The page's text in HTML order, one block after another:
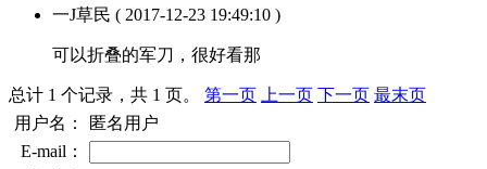
一J草民 ( 2017-12-23 19:49:10 )
可以折叠的军刀，很好看那
总计 1 个记录，共 1 页。 第一页 上一页 下一页 最末页
用户名：
匿名用户
E-mail：